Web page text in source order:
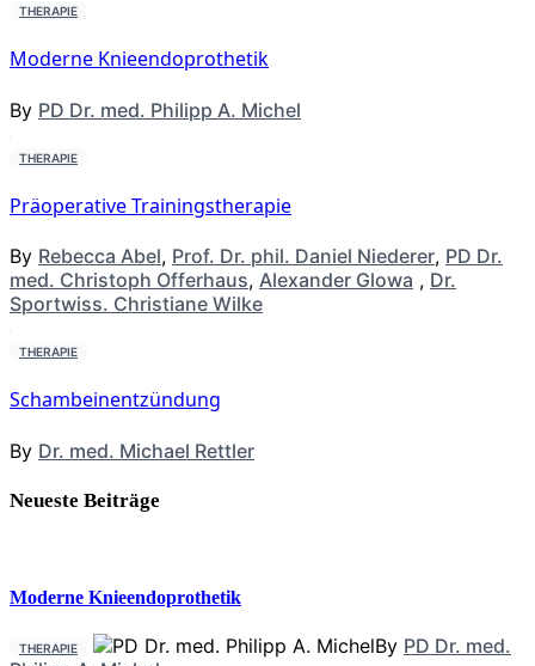
THERAPIE
Moderne Knieendoprothetik
By PD Dr. med. Philipp A. Michel
THERAPIE
Präoperative Trainingstherapie
By Rebecca Abel, Prof. Dr. phil. Daniel Niederer, PD Dr.
med. Christoph Offerhaus, Alexander Glowa , Dr.
Sportwiss. Christiane Wilke
THERAPIE
Schambeinentzündung
By Dr. med. Michael Rettler
Neueste Beiträge
Moderne Knieendoprothetik
THERAPIE By PD Dr. med.